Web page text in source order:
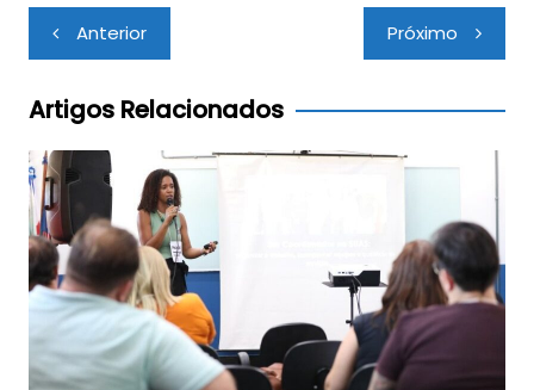
Navegação
de
Post
Anterior Próximo
Artigos Relacionados